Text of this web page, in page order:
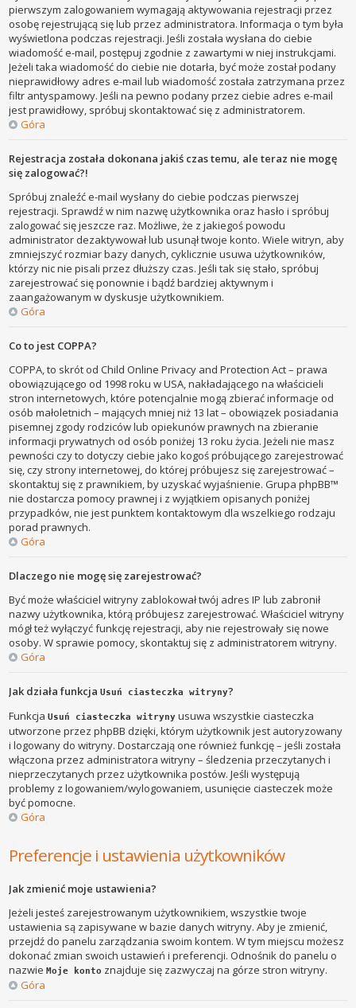
pierwszym zalogowaniem wymagają aktywowania rejestracji przez
osobę rejestrującą się lub przez administratora. Informacja o tym była
wyświetlona podczas rejestracji. Jeśli została wysłana do ciebie
wiadomość e-mail, postępuj zgodnie z zawartymi w niej instrukcjami.
Jeżeli taka wiadomość do ciebie nie dotarła, być może został podany
nieprawidłowy adres e-mail lub wiadomość została zatrzymana przez
filtr antyspamowy. Jeśli na pewno podany przez ciebie adres e-mail
jest prawidłowy, spróbuj skontaktować się z administratorem.
Góra
Rejestracja została dokonana jakiś czas temu, ale teraz nie mogę
się zalogować?!
Spróbuj znaleźć e-mail wysłany do ciebie podczas pierwszej
rejestracji. Sprawdź w nim nazwę użytkownika oraz hasło i spróbuj
zalogować się jeszcze raz. Możliwe, że z jakiegoś powodu
administrator dezaktywował lub usunął twoje konto. Wiele witryn, aby
zmniejszyć rozmiar bazy danych, cyklicznie usuwa użytkowników,
którzy nic nie pisali przez dłuższy czas. Jeśli tak się stało, spróbuj
zarejestrować się ponownie i bądź bardziej aktywnym i
zaangażowanym w dyskusje użytkownikiem.
Góra
Co to jest COPPA?
COPPA, to skrót od Child Online Privacy and Protection Act – prawa
obowiązującego od 1998 roku w USA, nakładającego na właścicieli
stron internetowych, które potencjalnie mogą zbierać informacje od
osób małoletnich – mających mniej niż 13 lat – obowiązek posiadania
pisemnej zgody rodziców lub opiekunów prawnych na zbieranie
informacji prywatnych od osób poniżej 13 roku życia. Jeżeli nie masz
pewności czy to dotyczy ciebie jako kogoś próbującego zarejestrować
się, czy strony internetowej, do której próbujesz się zarejestrować –
skontaktuj się z prawnikiem, by uzyskać wyjaśnienie. Grupa phpBB™
nie dostarcza pomocy prawnej i z wyjątkiem opisanych poniżej
przypadków, nie jest punktem kontaktowym dla wszelkiego rodzaju
porad prawnych.
Góra
Dlaczego nie mogę się zarejestrować?
Być może właściciel witryny zablokował twój adres IP lub zabronił
nazwy użytkownika, którą próbujesz zarejestrować. Właściciel witryny
mógł też wyłączyć funkcję rejestracji, aby nie rejestrowały się nowe
osoby. W sprawie pomocy, skontaktuj się z administratorem witryny.
Góra
Jak działa funkcjaUsuń ciasteczka witryny?
FunkcjaUsuń ciasteczka witryny usuwa wszystkie ciasteczka
utworzone przez phpBB dzięki, którym użytkownik jest autoryzowany
i logowany do witryny. Dostarczają one również funkcję – jeśli została
włączona przez administratora witryny – śledzenia przeczytanych i
nieprzeczytanych przez użytkownika postów. Jeśli występują
problemy z logowaniem/wylogowaniem, usunięcie ciasteczek może
być pomocne.
Góra
Preferencje i ustawienia użytkowników
Jak zmienić moje ustawienia?
Jeżeli jesteś zarejestrowanym użytkownikiem, wszystkie twoje
ustawienia są zapisywane w bazie danych witryny. Aby je zmienić,
przejdź do panelu zarządzania swoim kontem. W tym miejscu możesz
dokonać zmian swoich ustawień i preferencji. Odnośnik do panelu o
nazwieMoje konto znajduje się zazwyczaj na górze stron witryny.
Góra